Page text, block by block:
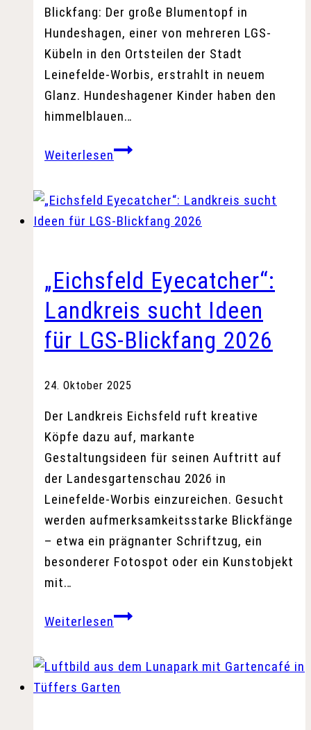
Blickfang: Der große Blumentopf in
Hundeshagen, einer von mehreren LGS-
Kübeln in den Ortsteilen der Stadt
Leinefelde-Worbis, erstrahlt in neuem
Glanz. Hundeshagener Kinder haben den
himmelblauen…
WeiterlesenFarbenfroher
LGS-
Blumentopf
„Eichsfeld Eyecatcher“:
Landkreis sucht Ideen
für LGS-Blickfang 2026
24. Oktober 2025
Der Landkreis Eichsfeld ruft kreative
Köpfe dazu auf, markante
Gestaltungsideen für seinen Auftritt auf
der Landesgartenschau 2026 in
Leinefelde-Worbis einzureichen. Gesucht
werden aufmerksamkeitsstarke Blickfänge
– etwa ein prägnanter Schriftzug, ein
besonderer Fotospot oder ein Kunstobjekt
mit…
Weiterlesen„Eichsfeld
Landkreis